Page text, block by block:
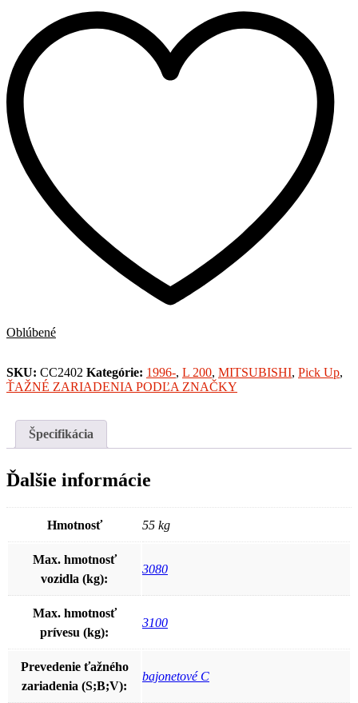
1996-
C
množstvo
Oblúbené
SKU: CC2402 Kategórie: 1996-, L 200, MITSUBISHI, Pick Up,
ŤAŽNÉ ZARIADENIA PODĽA ZNAČKY
Špecifikácia
Ďalšie informácie
Hmotnosť 55 kg
Max. hmotnosť
vozidla (kg):
3080
Max. hmotnosť
prívesu (kg):
3100
Prevedenie ťažného
zariadenia (S;B;V):
bajonetové C